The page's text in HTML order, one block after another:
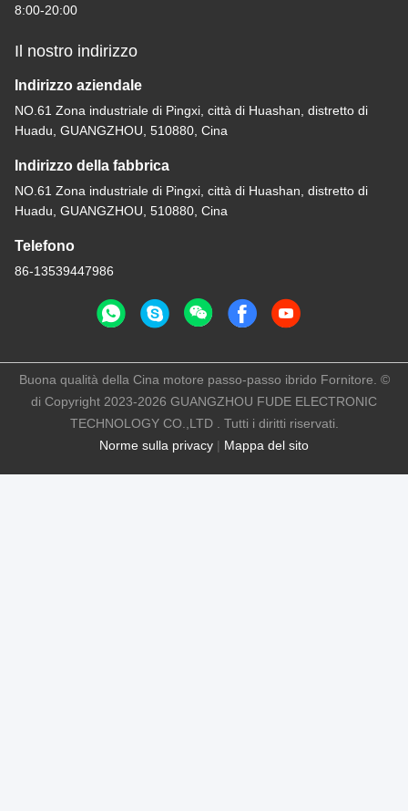
8:00-20:00
Il nostro indirizzo
Indirizzo aziendale
NO.61 Zona industriale di Pingxi, città di Huashan, distretto di
Huadu, GUANGZHOU, 510880, Cina
Indirizzo della fabbrica
NO.61 Zona industriale di Pingxi, città di Huashan, distretto di
Huadu, GUANGZHOU, 510880, Cina
Telefono
86-13539447986
Norme sulla privacy | Mappa del sito
Buona qualità della Cina motore passo-passo ibrido Fornitore. ©
di Copyright 2023-2026 GUANGZHOU FUDE ELECTRONIC
TECHNOLOGY CO.,LTD . Tutti i diritti riservati.